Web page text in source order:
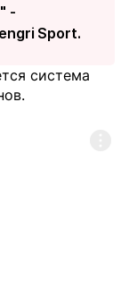
-
Sport.
система